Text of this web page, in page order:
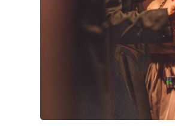
Exponeringstid
Tagen